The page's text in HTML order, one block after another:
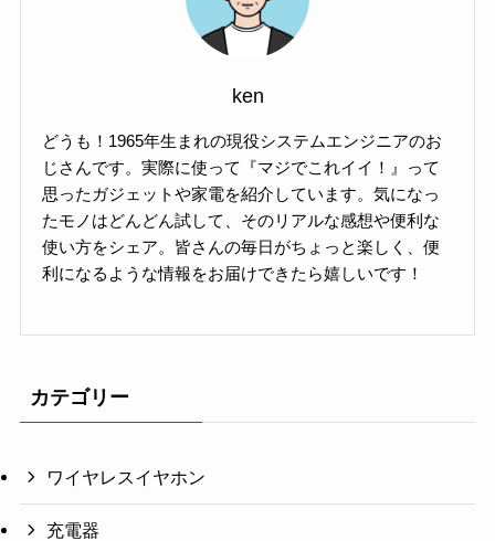
ken
どうも！1965年生まれの現役システムエンジニアのお
じさんです。実際に使って『マジでこれイイ！』って
思ったガジェットや家電を紹介しています。気になっ
たモノはどんどん試して、そのリアルな感想や便利な
使い方をシェア。皆さんの毎日がちょっと楽しく、便
利になるような情報をお届けできたら嬉しいです！
カテゴリー
ワイヤレスイヤホン
充電器